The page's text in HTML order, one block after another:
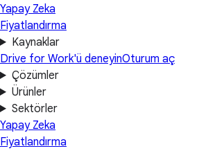
Yapay Zeka
Fiyatlandırma
Kaynaklar
Drive for Work'ü deneyinOturum aç
Çözümler
Ürünler
Sektörler
Yapay Zeka
Fiyatlandırma